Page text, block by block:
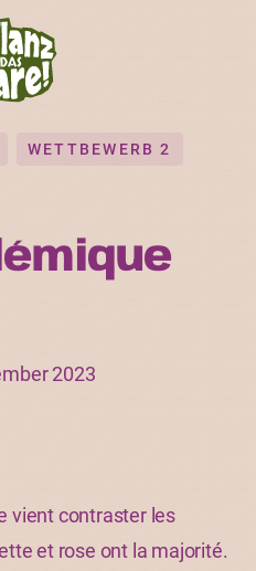
WETTBEWERB 2
2023
vient contraster les
et rose ont la majorité.